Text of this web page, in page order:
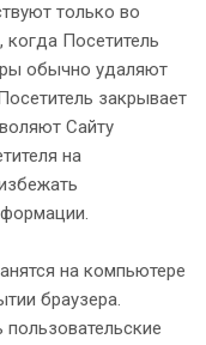
только во
когда Посетитель
обычно удаляют
закрывает
Сайту
на
на компьютере
браузера.